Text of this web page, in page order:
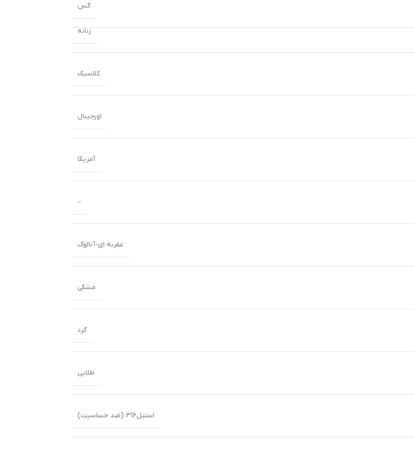
زنانه
کلاسیک
اورجینال
آمریکا
–
عقربه ای-آنالوگ
مشکی
گرد
طلایی
استیل316 (ضد حساسیت)
گس